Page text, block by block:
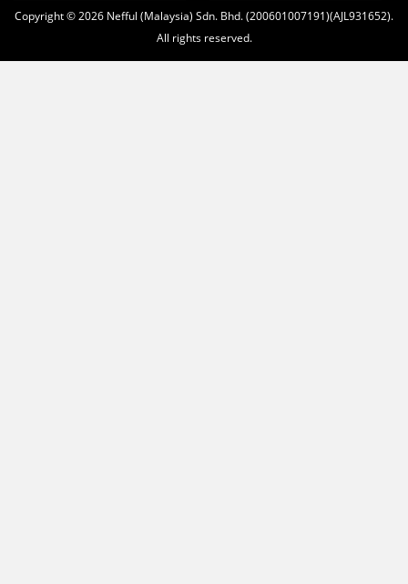
Copyright © 2026 Nefful (Malaysia) Sdn. Bhd. (200601007191)(AJL931652).
All rights reserved.